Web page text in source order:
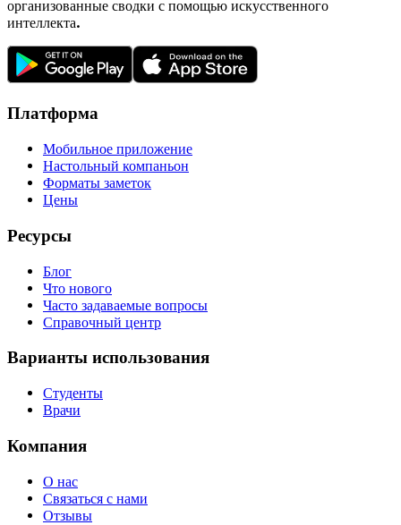
организованные сводки с помощью искусственного
интеллекта.
Платформа
Мобильное приложение
Настольный компаньон
Форматы заметок
Цены
Ресурсы
Блог
Что нового
Часто задаваемые вопросы
Справочный центр
Варианты использования
Студенты
Врачи
Компания
О нас
Связаться с нами
Отзывы